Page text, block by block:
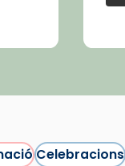
Celebracions